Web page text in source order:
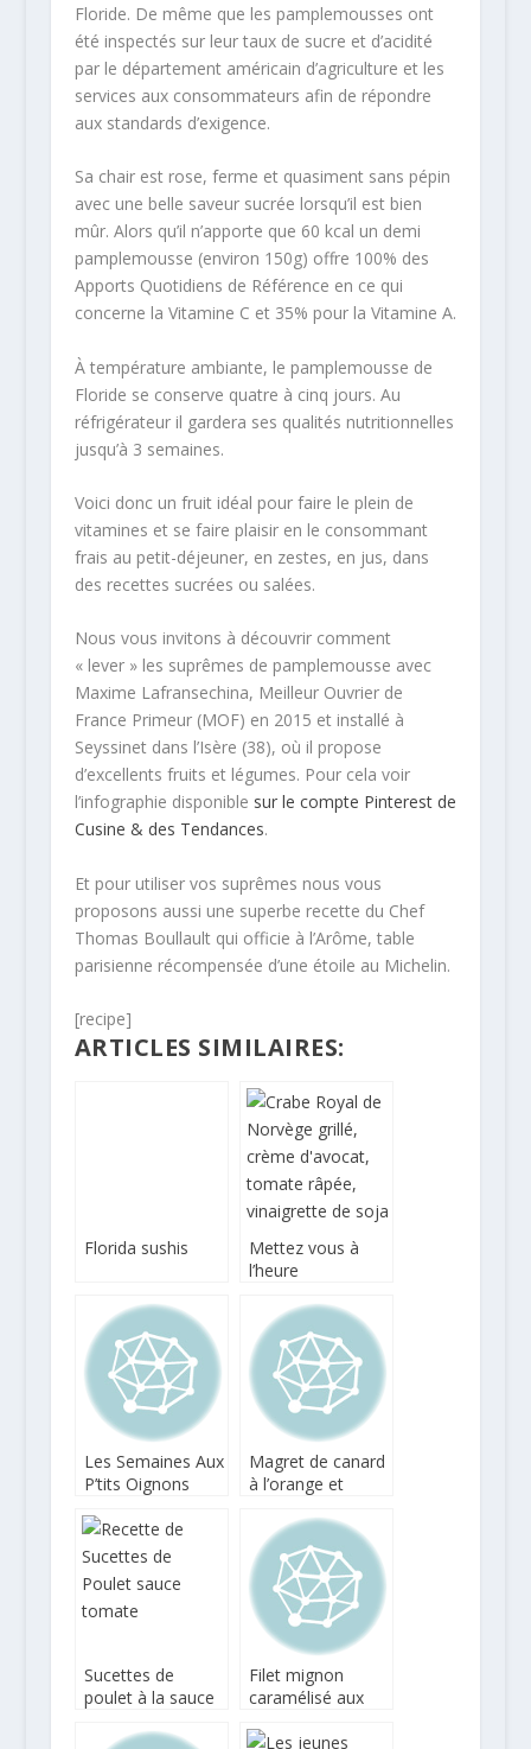
Floride. De même que les pamplemousses ont
été inspectés sur leur taux de sucre et d’acidité
par le département américain d’agriculture et les
services aux consommateurs afin de répondre
aux standards d’exigence.
Sa chair est rose, ferme et quasiment sans pépin
avec une belle saveur sucrée lorsqu’il est bien
mûr. Alors qu’il n’apporte que 60 kcal un demi
pamplemousse (environ 150g) offre 100% des
Apports Quotidiens de Référence en ce qui
concerne la Vitamine C et 35% pour la Vitamine A.
À température ambiante, le pamplemousse de
Floride se conserve quatre à cinq jours. Au
réfrigérateur il gardera ses qualités nutritionnelles
jusqu’à 3 semaines.
Voici donc un fruit idéal pour faire le plein de
vitamines et se faire plaisir en le consommant
frais au petit-déjeuner, en zestes, en jus, dans
des recettes sucrées ou salées.
Nous vous invitons à découvrir comment
« lever » les suprêmes de pamplemousse avec
Maxime Lafransechina, Meilleur Ouvrier de
France Primeur (MOF) en 2015 et installé à
Seyssinet dans l’Isère (38), où il propose
d’excellents fruits et légumes. Pour cela voir
l’infographie disponible sur le compte Pinterest de
Cusine & des Tendances.
Et pour utiliser vos suprêmes nous vous
proposons aussi une superbe recette du Chef
Thomas Boullault qui officie à l’Arôme, table
parisienne récompensée d’une étoile au Michelin.
[recipe]
ARTICLES SIMILAIRES:
Florida sushis
Mettez vous à
l’heure
le repas de Jul !
Les Semaines Aux
P’tits Oignons
de belles recettes
Magret de canard
à l’orange et
au gingembre
Sucettes de
poulet à la sauce
Filet mignon
caramélisé aux
petits flans de